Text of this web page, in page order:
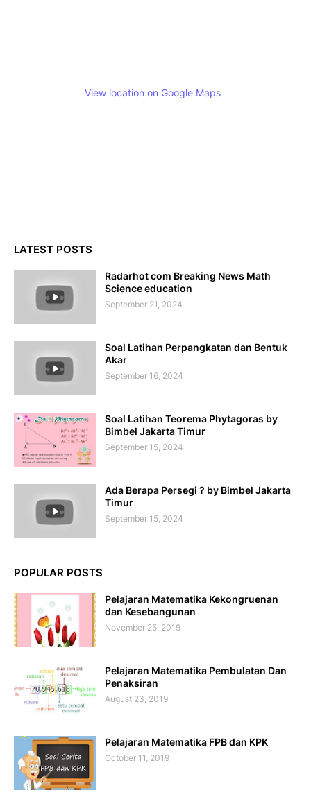
View location on Google Maps
LATEST POSTS
Radarhot com Breaking News Math
Science education
September 21, 2024
Soal Latihan Perpangkatan dan Bentuk
Akar
September 16, 2024
Soal Latihan Teorema Phytagoras by
Bimbel Jakarta Timur
September 15, 2024
Ada Berapa Persegi ? by Bimbel Jakarta
Timur
September 15, 2024
POPULAR POSTS
Pelajaran Matematika Kekongruenan
dan Kesebangunan
November 25, 2019
Pelajaran Matematika Pembulatan Dan
Penaksiran
August 23, 2019
Pelajaran Matematika FPB dan KPK
October 11, 2019